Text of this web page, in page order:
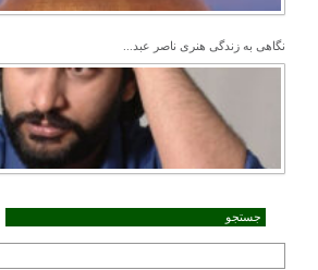
نگاهی به زندگی هنری ناصر عبد...
جستجو